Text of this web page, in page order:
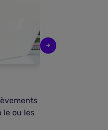
le ou les